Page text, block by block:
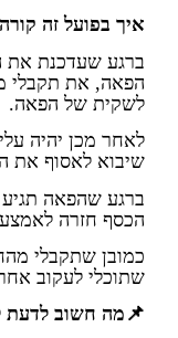
איך בפועל זה
ברגע שעדכנת את
הפאה, את תקבלי
לשקית של הפאה.
לאחר מכן יהיה
שיבוא לאסוף את
ברגע שהפאה
הכסף חזרה
כמובן שתקבלי
שתוכלי לעקוב
📌מה חשוב לדעת